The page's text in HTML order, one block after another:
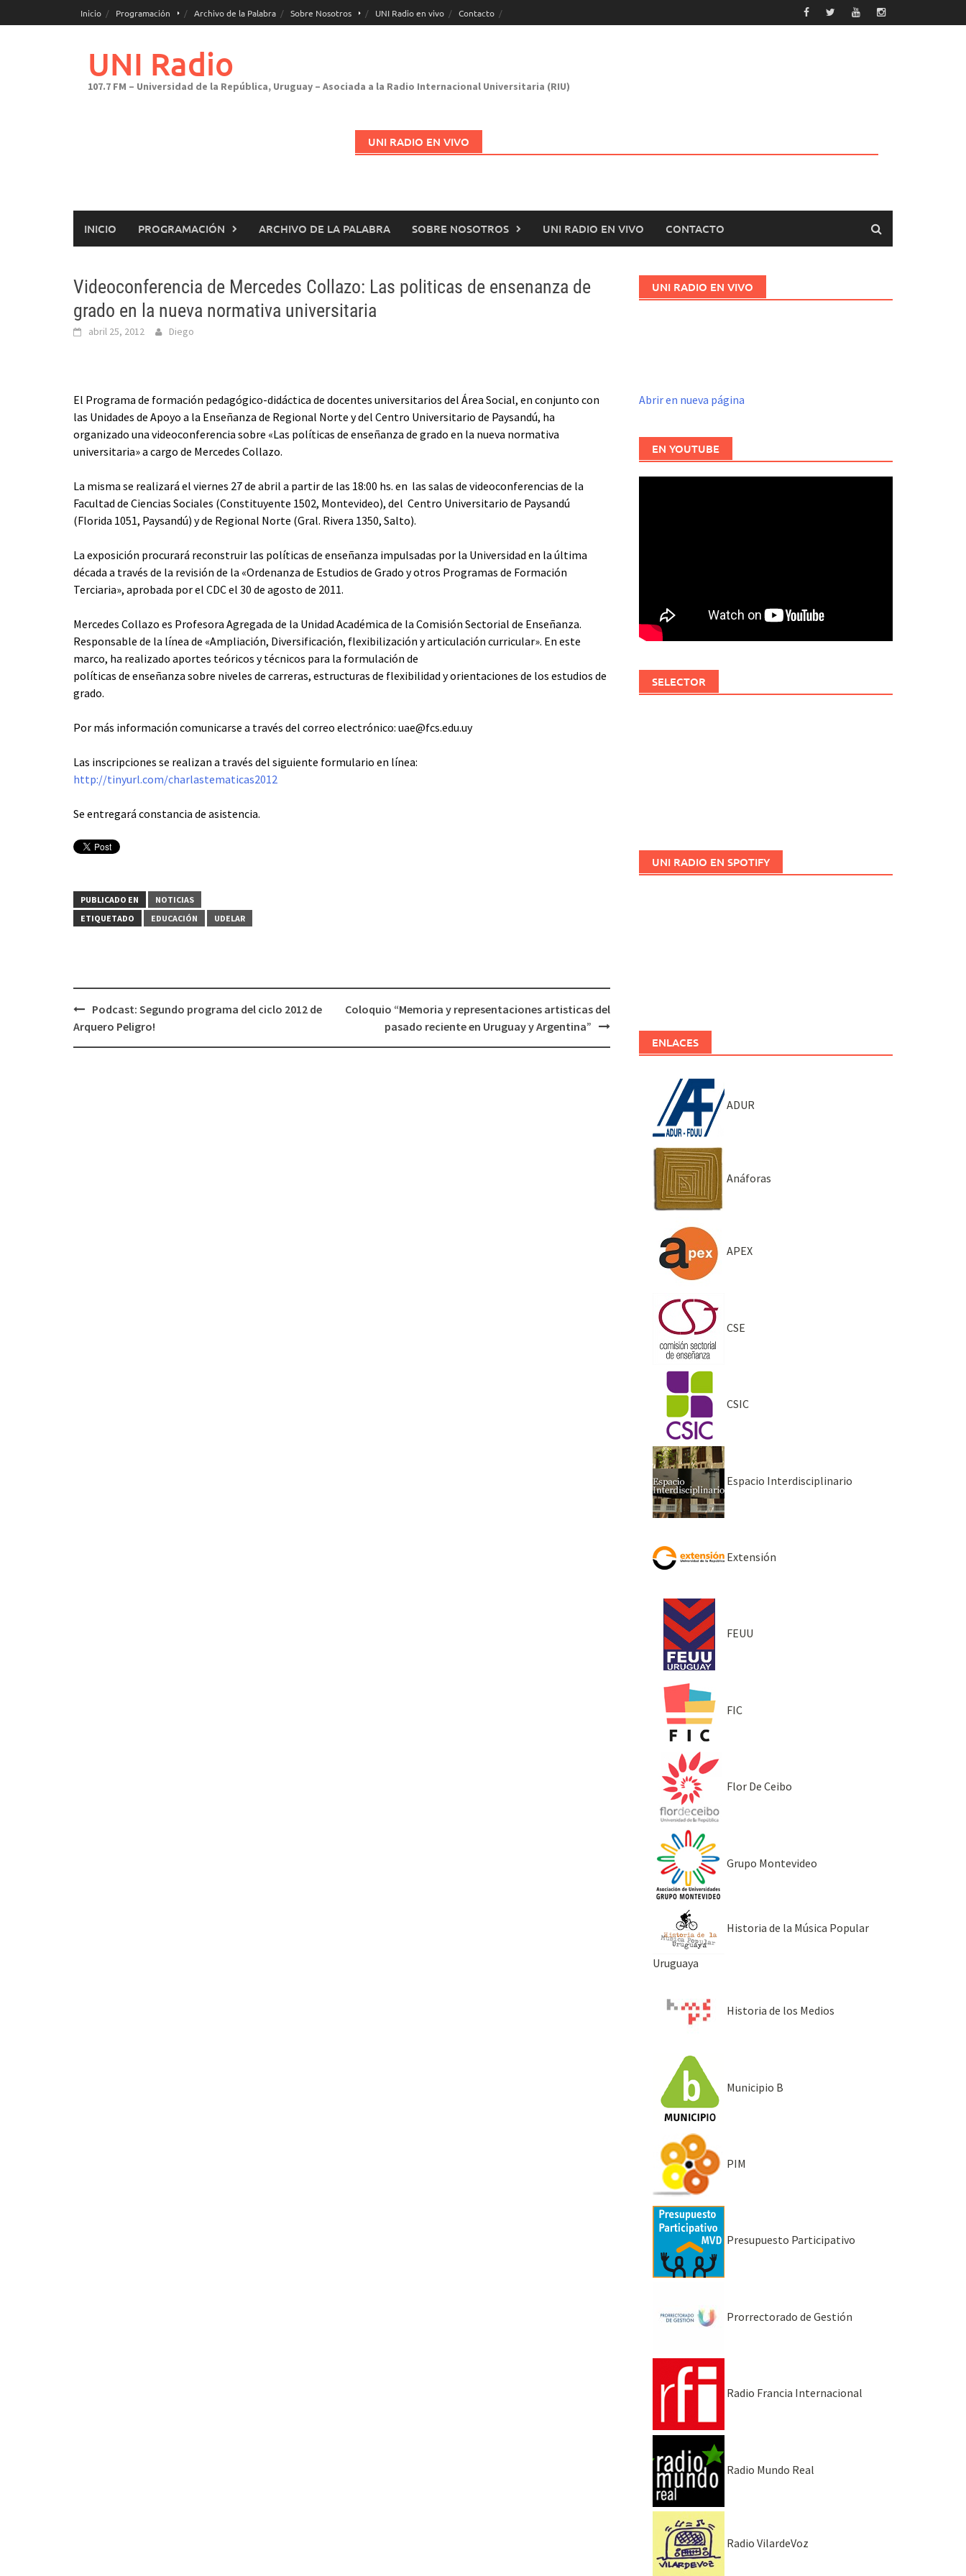
al
Inicio Programación Archivo de la Palabra Sobre Nosotros UNI Radio en vivo Contacto
UNI Radio
107.7 FM – Universidad de la República, Uruguay – Asociada a la Radio Internacional Universitaria (RIU)
UNI RADIO EN VIVO
INICIO PROGRAMACIÓN ARCHIVO DE LA PALABRA SOBRE NOSOTROS UNI RADIO EN VIVO CONTACTO
Videoconferencia de Mercedes Collazo: Las politicas de ensenanza de
grado en la nueva normativa universitaria
abril 25, 2012 Diego
El Programa de formación pedagógico-didáctica de docentes universitarios del Área Social, en conjunto con
las Unidades de Apoyo a la Enseñanza de Regional Norte y del Centro Universitario de Paysandú, ha
organizado una videoconferencia sobre «Las políticas de enseñanza de grado en la nueva normativa
universitaria» a cargo de Mercedes Collazo.
La misma se realizará el viernes 27 de abril a partir de las 18:00 hs. en las salas de videoconferencias de la
Facultad de Ciencias Sociales (Constituyente 1502, Montevideo), del Centro Universitario de Paysandú
(Florida 1051, Paysandú) y de Regional Norte (Gral. Rivera 1350, Salto).
La exposición procurará reconstruir las políticas de enseñanza impulsadas por la Universidad en la última
década a través de la revisión de la «Ordenanza de Estudios de Grado y otros Programas de Formación
Terciaria», aprobada por el CDC el 30 de agosto de 2011.
Mercedes Collazo es Profesora Agregada de la Unidad Académica de la Comisión Sectorial de Enseñanza.
Responsable de la línea de «Ampliación, Diversificación, flexibilización y articulación curricular». En este
marco, ha realizado aportes teóricos y técnicos para la formulación de
políticas de enseñanza sobre niveles de carreras, estructuras de flexibilidad y orientaciones de los estudios de
grado.
Por más información comunicarse a través del correo electrónico: uae@fcs.edu.uy
Las inscripciones se realizan a través del siguiente formulario en línea:
http://tinyurl.com/charlastematicas2012
Se entregará constancia de asistencia.
PUBLICADO EN
NOTICIAS
ETIQUETADO
EDUCACIÓN UDELAR
Navegación
Podcast: Segundo programa del ciclo 2012 de
Arquero Peligro!
Coloquio “Memoria y representaciones artisticas del
pasado reciente en Uruguay y Argentina”
UNI RADIO EN VIVO
Abrir en nueva página
EN YOUTUBE
SELECTOR
UNI RADIO EN SPOTIFY
ENLACES
ADUR
Anáforas
APEX
CSE
CSIC
Espacio Interdisciplinario
Extensión
FEUU
FIC
Flor De Ceibo
Grupo Montevideo
Historia de la Música Popular
Uruguaya
Historia de los Medios
Municipio B
PIM
Presupuesto Participativo
Prorrectorado de Gestión
Radio Francia Internacional
Radio Mundo Real
Radio VilardeVoz